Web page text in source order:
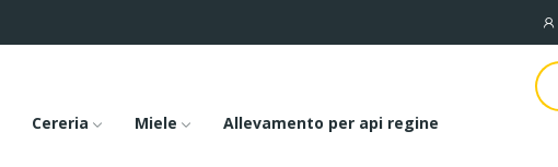
Cereria Miele Allevamento per api regine